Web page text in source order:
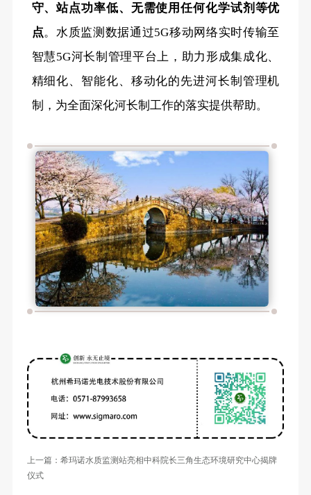
守、站点功率低、无需使用任何化学试剂等优
点。水质监测数据通过5G移动网络实时传输至
智慧5G河长制管理平台上，助力形成集成化、
精细化、智能化、移动化的先进河长制管理机
制，为全面深化河长制工作的落实提供帮助。
上一篇：希玛诺水质监测站亮相中科院长三角生态环境研究中心揭牌
仪式